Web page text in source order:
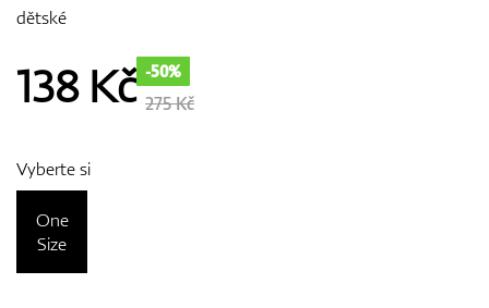
dětské
138Kč -50%
275 Kč
Vyberte si
One
Size